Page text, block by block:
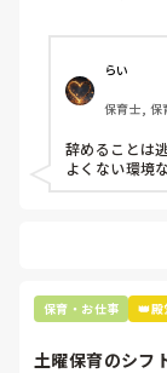
今で言う不適
仕方ないよね
もう何も言わずに
子どもの言いな
などいう意見
上の先生に相談
最後の職場にし
辞めることは逃
います
らい
保育士, 保
辞めることは
よくない環境
保育・お仕事 👑殿
土曜保育のシフ